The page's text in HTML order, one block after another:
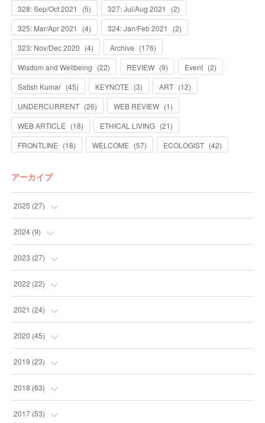
328: Sep/Oct 2021
(5) 327: Jul/Aug 2021 (2)
325: Mar/Apr 2021
(4) 324: Jan/Feb 2021 (2)
323: Nov/Dec 2020 (4) Archive (176)
Wisdom and Wellbeing (22) REVIEW (9) Event (2)
Satish Kumar (45) KEYNOTE (3) ART (12)
UNDERCURRENT (26) WEB REVIEW (1)
WEB ARTICLE (18) ETHICAL LIVING (21)
FRONTLINE (18) WELCOME (57) ECOLOGIST (42)
アーカイブ
2025 (27)
( 13)
(14 )
2024(9)
(4
(5
2023 (27)
(10 )
(9
(4
(4
2022 (22)
(4
(4
(7
(2
2021 (24)
(10 )
(3
(4
(5
2020 (45)
(6
(10 )
(12
2019 (23)
(6
(6
2018 (63)
(4
2017(53)